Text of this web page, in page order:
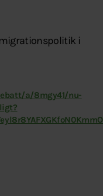
i
a/8mgy41/nu-